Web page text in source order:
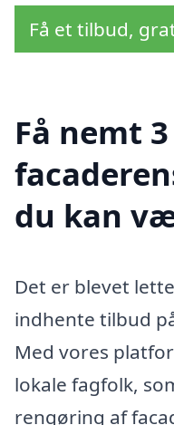
Få et tilbud,
Få nemt
du kan
Det er blevet
indhente tilbud
Med vores
lokale fagfolk,
rengøring af